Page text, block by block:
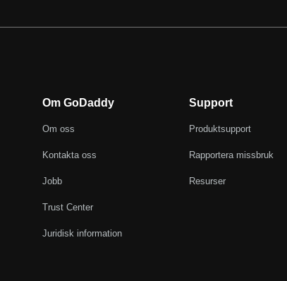
Om GoDaddy
Om oss
Kontakta oss
Jobb
Trust Center
Juridisk information
Support
Produktsupport
Rapportera missbruk
Resurser